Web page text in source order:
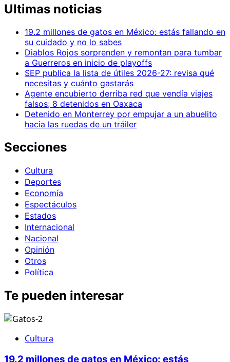
Ultimas noticias
19.2 millones de gatos en México: estás fallando en
su cuidado y no lo sabes
Diablos Rojos sorprenden y remontan para tumbar
a Guerreros en inicio de playoffs
SEP publica la lista de útiles 2026-27: revisa qué
necesitas y cuánto gastarás
Agente encubierto derriba red que vendía viajes
falsos; 8 detenidos en Oaxaca
Detenido en Monterrey por empujar a un abuelito
hacia las ruedas de un tráiler
Secciones
Cultura
Deportes
Economía
Espectáculos
Estados
Internacional
Nacional
Opinión
Otros
Política
Te pueden interesar
Cultura
19.2 millones de gatos en México: estás